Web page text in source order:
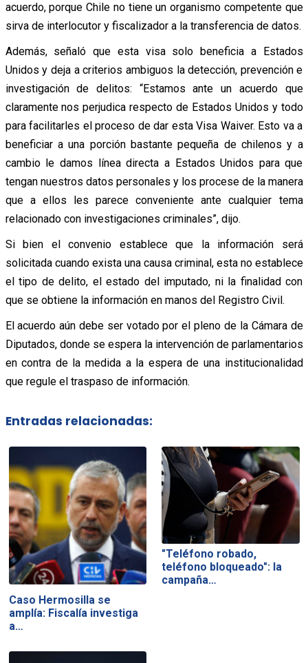
acuerdo, porque Chile no tiene un organismo competente que
sirva de interlocutor y fiscalizador a la transferencia de datos.
Además, señaló que esta visa solo beneficia a Estados
Unidos y deja a criterios ambiguos la detección, prevención e
investigación de delitos: “Estamos ante un acuerdo que
claramente nos perjudica respecto de Estados Unidos y todo
para facilitarles el proceso de dar esta Visa Waiver. Esto va a
beneficiar a una porción bastante pequeña de chilenos y a
cambio le damos línea directa a Estados Unidos para que
tengan nuestros datos personales y los procese de la manera
que a ellos les parece conveniente ante cualquier tema
relacionado con investigaciones criminales”, dijo.
Si bien el convenio establece que la información será
solicitada cuando exista una causa criminal, esta no establece
el tipo de delito, el estado del imputado, ni la finalidad con
que se obtiene la información en manos del Registro Civil.
El acuerdo aún debe ser votado por el pleno de la Cámara de
Diputados, donde se espera la intervención de parlamentarios
en contra de la medida a la espera de una institucionalidad
que regule el traspaso de información.
Entradas relacionadas:
Caso Hermosilla se
amplía: Fiscalía investiga
a…
"Teléfono robado,
teléfono bloqueado": la
campaña…